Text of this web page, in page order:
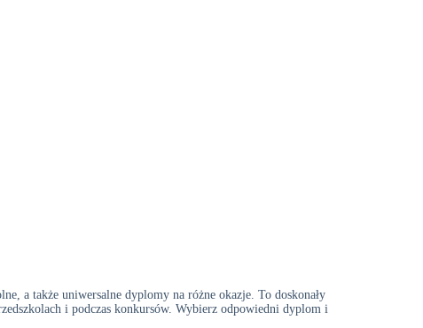
a także uniwersalne dyplomy na różne okazje. To doskonały
i podczas konkursów. Wybierz odpowiedni dyplom i